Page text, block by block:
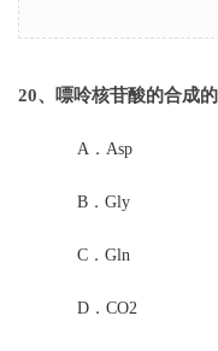
20、嘌呤核苷酸的合成的
A． Asp
B． Gly
C． Gln
D． CO2